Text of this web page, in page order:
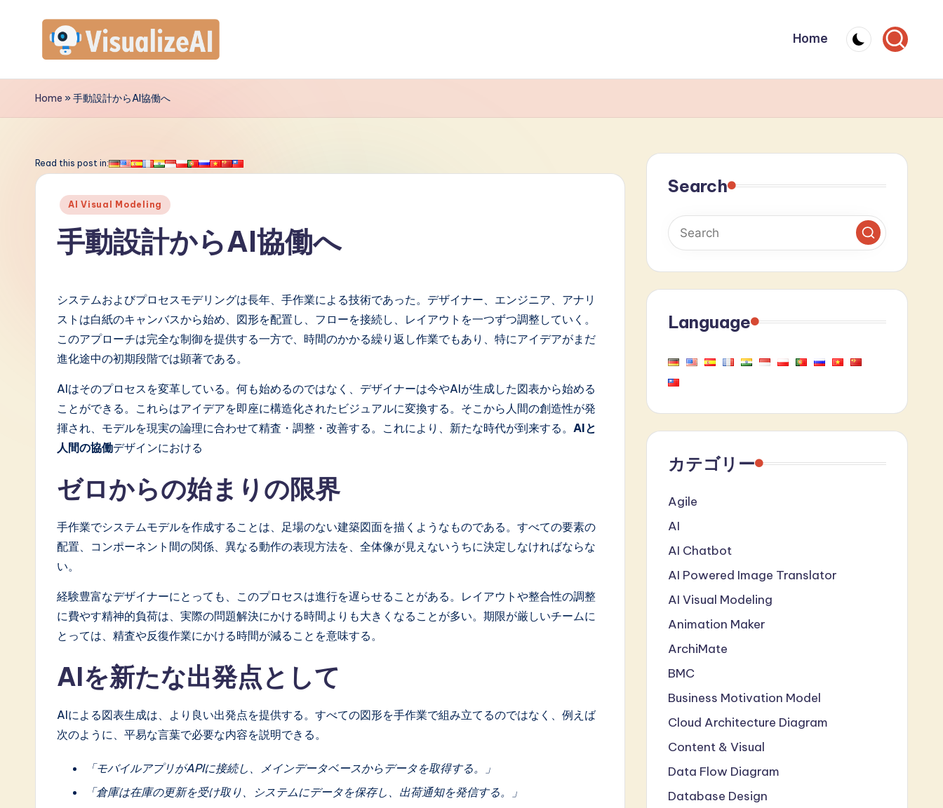
contentV
is
a
Home
Home »手動設計からAI協働へ
Read this post in:
Posted
AI Visual Modeling
手動設計からAI協働へ
システムおよびプロセスモデリングは長年、手作業による技術であった。デザイナー、エンジニア、アナリ
ストは白紙のキャンバスから始め、図形を配置し、フローを接続し、レイアウトを一つずつ調整していく。
このアプローチは完全な制御を提供する一方で、時間のかかる繰り返し作業でもあり、特にアイデアがまだ
進化途中の初期段階では顕著である。
AIはそのプロセスを変革している。何も始めるのではなく、デザイナーは今やAIが生成した図表から始める
ことができる。これらはアイデアを即座に構造化されたビジュアルに変換する。そこから人間の創造性が発
揮され、モデルを現実の論理に合わせて精査・調整・改善する。これにより、新たな時代が到来する。 AIと
人間の協働デザインにおける
ゼロからの始まりの限界
手作業でシステムモデルを作成することは、足場のない建築図面を描くようなものである。すべての要素の
配置、コンポーネント間の関係、異なる動作の表現方法を、全体像が見えないうちに決定しなければならな
い。
経験豊富なデザイナーにとっても、このプロセスは進行を遅らせることがある。レイアウトや整合性の調整
に費やす精神的負荷は、実際の問題解決にかける時間よりも大きくなることが多い。期限が厳しいチームに
とっては、精査や反復作業にかける時間が減ることを意味する。
AIを新たな出発点として
AIによる図表生成は、より良い出発点を提供する。すべての図形を手作業で組み立てるのではなく、例えば
次のように、平易な言葉で必要な内容を説明できる。
「モバイルアプリがAPIに接続し、メインデータベースからデータを取得する。」
「倉庫は在庫の更新を受け取り、システムにデータを保存し、出荷通知を発信する。」
Search
Language
カテゴリー
Agile
AI
AI Chatbot
AI Powered Image Translator
AI Visual Modeling
Animation Maker
ArchiMate
BMC
Business Motivation Model
Cloud Architecture Diagram
Content & Visual
Data Flow Diagram
Database Design